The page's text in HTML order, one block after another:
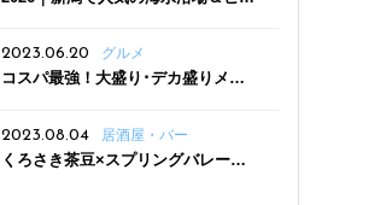
2023.06.20
グルメ
コスパ最強！大盛り･デカ盛りメニ
2023.08.04
居酒屋・バー
くろさき茶豆×スプリングバレー豊